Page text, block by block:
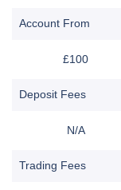
Account From
£100
Deposit Fees
N/A
Trading Fees